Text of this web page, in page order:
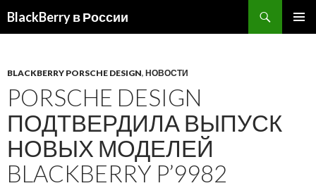
BlackBerry в России
BLACKBERRY PORSCHE DESIGN, НОВОСТИ
PORSCHE DESIGN
ПОДТВЕРДИЛА ВЫПУСК
НОВЫХ МОДЕЛЕЙ
BLACKBERRY P’9982